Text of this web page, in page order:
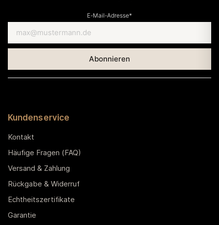
E-Mail-Adresse*
Kundenservice
Kontakt
Häufige Fragen (FAQ)
Versand & Zahlung
Rückgabe & Widerruf
Echtheitszertifikate
Garantie